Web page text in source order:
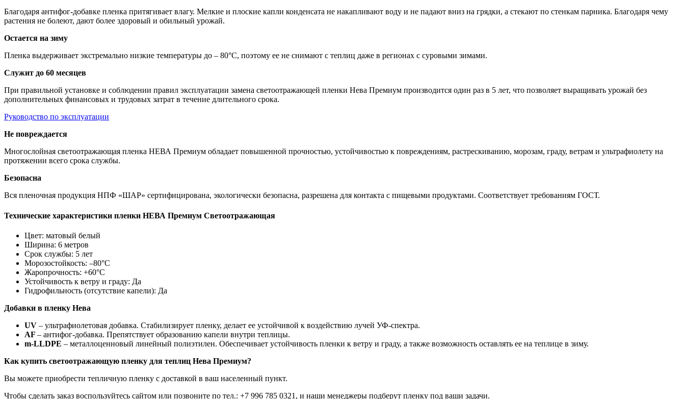
Благодаря антифог-добавке пленка притягивает влагу. Мелкие и плоские капли конденсата не накапливают воду и не падают вниз на грядки, а стекают по стенкам парника. Благодаря чему
растения не болеют, дают более здоровый и обильный урожай.
Остается на зиму
Пленка выдерживает экстремально низкие температуры до – 80°С, поэтому ее не снимают с теплиц даже в регионах с суровыми зимами.
Служит до 60 месяцев
При правильной установке и соблюдении правил эксплуатации замена светоотражающей пленки Нева Премиум производится один раз в 5 лет, что позволяет выращивать урожай без
дополнительных финансовых и трудовых затрат в течение длительного срока.
Руководство по эксплуатации
Не повреждается
Многослойная светоотражающая пленка НЕВА Премиум обладает повышенной прочностью, устойчивостью к повреждениям, растрескиванию, морозам, граду, ветрам и ультрафиолету на
протяжении всего срока службы.
Безопасна
Вся пленочная продукция НПФ «ШАР» сертифицирована, экологически безопасна, разрешена для контакта с пищевыми продуктами. Соответствует требованиям ГОСТ.
Технические характеристики пленки НЕВА Премиум Светоотражающая
Цвет: матовый белый
Ширина: 6 метров
Срок службы: 5 лет
Морозостойкость: –80°С
Жаропрочность: +60°С
Устойчивость к ветру и граду: Да
Гидрофильность (отсутствие капели): Да
Добавки в пленку Нева
UV – ультрафиолетовая добавка. Стабилизирует пленку, делает ее устойчивой к воздействию лучей УФ-спектра.
AF – антифог-добавка. Препятствует образованию капели внутри теплицы.
m-LLDPE – металлоценновый линейный полиэтилен. Обеспечивает устойчивость пленки к ветру и граду, а также возможность оставлять ее на теплице в зиму.
Как купить светоотражающую пленку для теплиц Нева Премиум?
Вы можете приобрести тепличную пленку с доставкой в ваш населенный пункт.
Чтобы сделать заказ воспользуйтесь сайтом или позвоните по тел.: +7 996 785 0321 , и наши менеджеры подберут пленку под ваши задачи.